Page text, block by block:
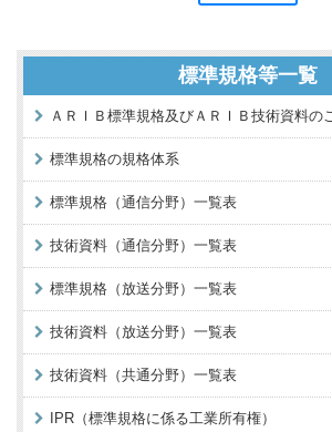
標準規格等一覧
ＡＲＩＢ標準規格及びＡＲＩＢ技術資料の
標準規格の規格体系
標準規格（通信分野）一覧表
技術資料（通信分野）一覧表
標準規格（放送分野）一覧表
技術資料（放送分野）一覧表
技術資料（共通分野）一覧表
IPR（標準規格に係る工業所有権）